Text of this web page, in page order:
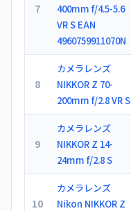
7
400mm f/4.5-5.6
VR S EAN
4960759911070N
8
カメラレンズ
NIKKOR Z 70-
200mm f/2.8 VR S
9
カメラレンズ
NIKKOR Z 14-
24mm f/2.8 S
10
カメラレンズ
Nikon NIKKOR Z